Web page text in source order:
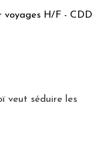
voyages H/F - CDD
veut séduire les